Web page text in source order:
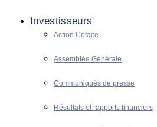
Investisseurs
Action Coface
Assemblée Générale
Communiqués de presse
Résultats et rapports financiers